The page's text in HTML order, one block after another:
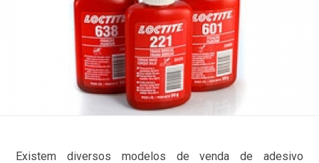
Existem diversos modelos de venda de adesivo